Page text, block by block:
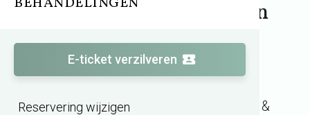
E-ticket verzilveren
Reservering wijzigen
Het wellnessresort van
Groningen
Ontdek het mooiste beauty-, sauna- &